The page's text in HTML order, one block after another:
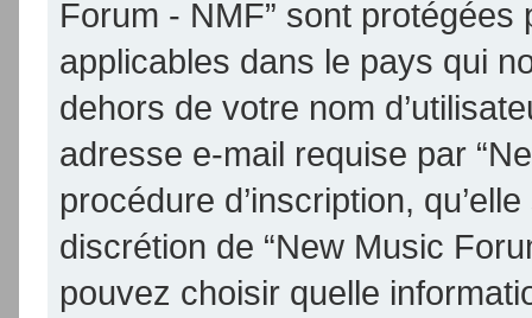
Forum - NMF” sont
applicables dans le pays qui
dehors de votre nom
adresse e-mail requise par
procédure d’inscription,
discrétion de “New Music
pouvez choisir quelle